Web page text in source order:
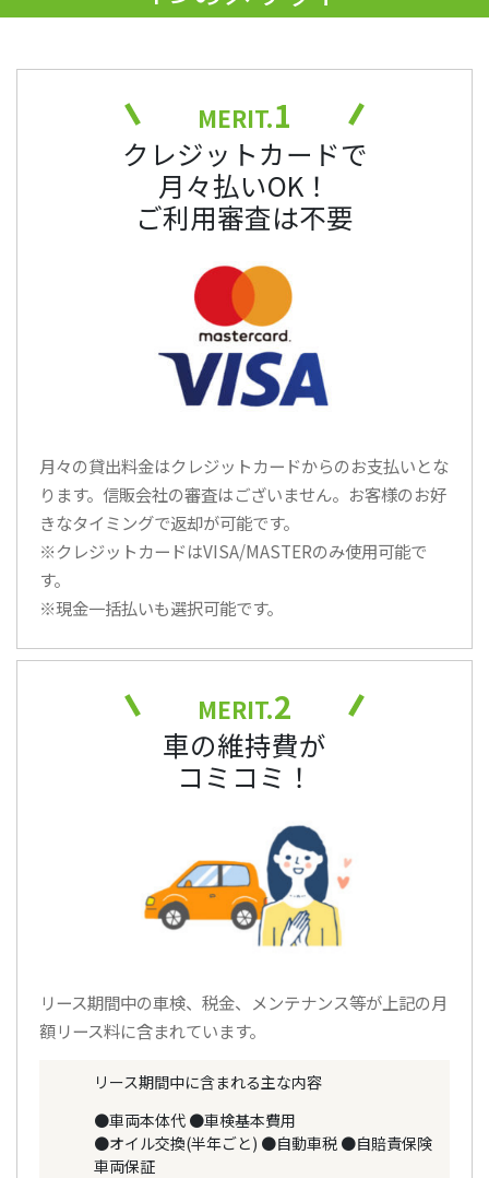
MERIT.1
クレジットカードで
月々払いOK！
ご利用審査は不要
月々の貸出料金はクレジットカードからのお支払いとな
ります。信販会社の審査はございません。お客様のお好
きなタイミングで返却が可能です。
※クレジットカードはVISA/MASTERのみ使用可能で
す。
※現金一括払いも選択可能です。
MERIT.2
車の維持費が
コミコミ！
リース期間中の車検、税金、メンテナンス等が上記の月
額リース料に含まれています。
リース期間中に含まれる主な内容
●車両本体代 ●車検基本費用
●オイル交換(半年ごと) ●自動車税 ●自賠責保険
車両保証